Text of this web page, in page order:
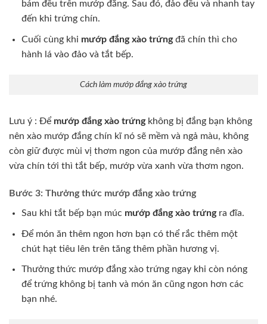
bám đều trên mướp đắng. Sau đó, đảo đều và nhanh tay
đến khi trứng chín.
Cuối cùng khi mướp đắng xào trứngđã chín thì cho
hành lá vào đảo và tắt bếp.
Cách làm mướp đắng xào trứng
Lưu ý : Để mướp đắng xào trứngkhông bị đắng bạn không
nên xào mướp đắng chín kĩ nó sẽ mềm và ngả màu, không
còn giữ được mùi vị thơm ngon của mướp đắng nên xào
vừa chín tới thì tắt bếp, mướp vừa xanh vừa thơm ngon.
Bước 3: Thưởng thức mướp đắng xào trứng
Sau khi tắt bếp bạn múc mướp đắng xào trứngra đĩa.
Để món ăn thêm ngon hơn bạn có thể rắc thêm một
chút hạt tiêu lên trên tăng thêm phần hương vị.
Thưởng thức mướp đắng xào trứng ngay khi còn nóng
để trứng không bị tanh và món ăn cũng ngon hơn các
bạn nhé.